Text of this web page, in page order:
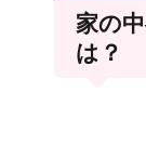
家の
は？